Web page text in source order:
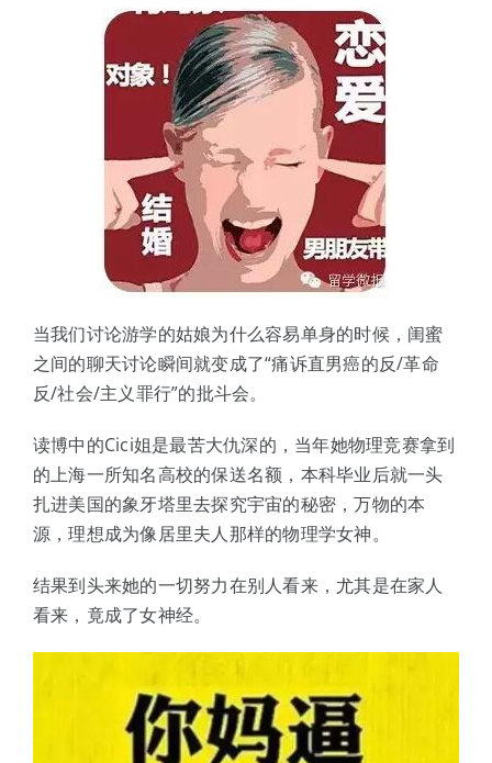
当我们讨论游学的姑娘为什么容易单身的时候，闺蜜
之间的聊天讨论瞬间就变成了“痛诉直男癌的反/革命
反/社会/主义罪行”的批斗会。
读博中的Cici姐是最苦大仇深的，当年她物理竞赛拿到
的上海一所知名高校的保送名额，本科毕业后就一头
扎进美国的象牙塔里去探究宇宙的秘密，万物的本
源，理想成为像居里夫人那样的物理学女神。
结果到头来她的一切努力在别人看来，尤其是在家人
看来，竟成了女神经。